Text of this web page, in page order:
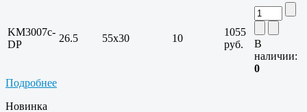
KM3007c-
DP
26.5 55х30 10
1055
руб.
В
наличии:
0
Подробнее
Новинка